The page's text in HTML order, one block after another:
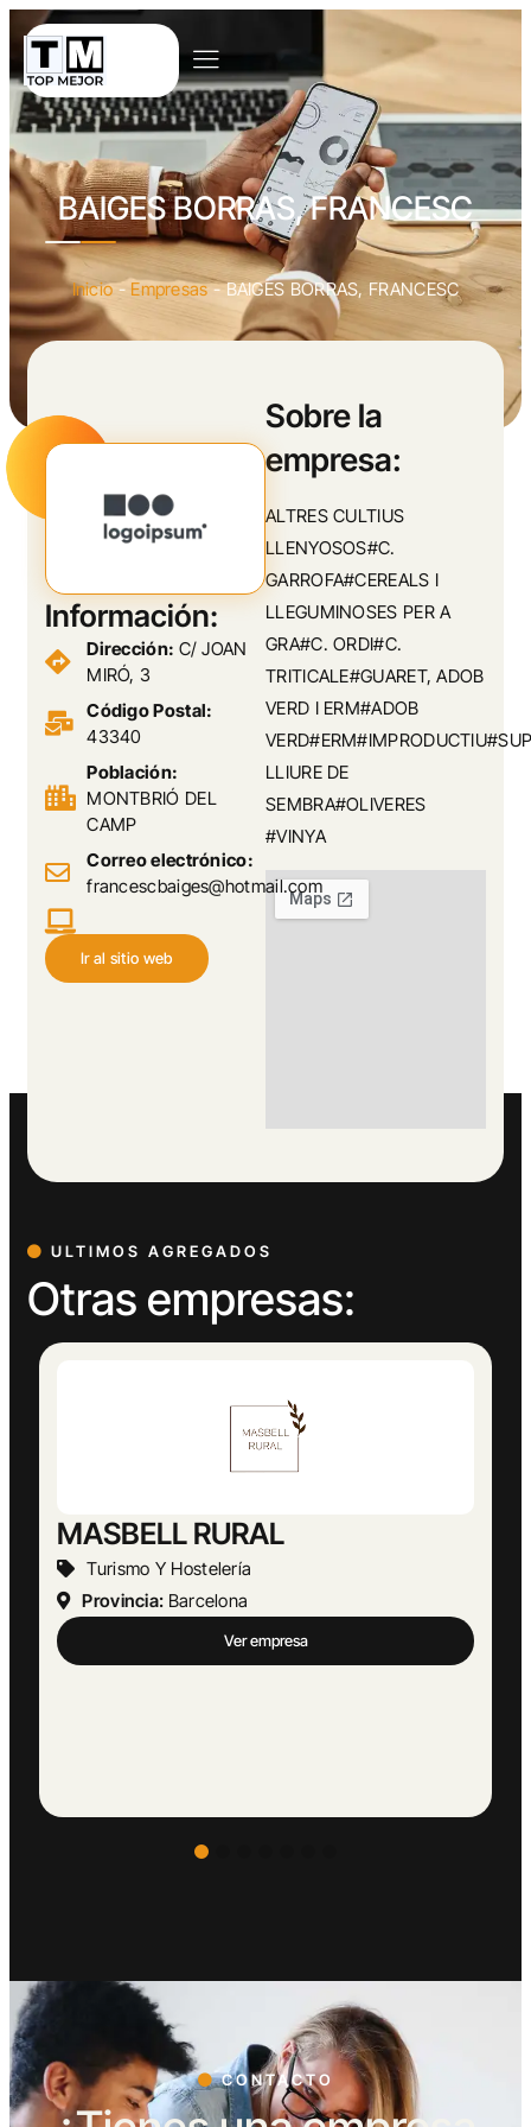
BAIGES BORRAS, FRANCESC
Inicio-Empresas-BAIGES BORRAS, FRANCESC
Sobre la
empresa:
ALTRES CULTIUS
LLENYOSOS#C.
GARROFA#CEREALS I
LLEGUMINOSES PER A
GRA#C. ORDI#C.
TRITICALE#GUARET, ADOB
VERD I ERM#ADOB
LLIURE DE
SEMBRA#OLIVERES
#VINYA
Información:
Dirección: C/ JOAN
MIRÓ, 3
Código Postal:
43340
Población:
MONTBRIÓ DEL
CAMP
Correo electrónico:
francescbaiges@hotmail.com
Ir al sitio web
ULTIMOS AGREGADOS
Otras empresas:
CONTACTO